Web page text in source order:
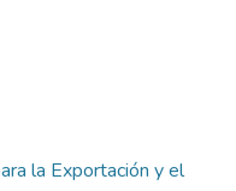
la Exportación y el